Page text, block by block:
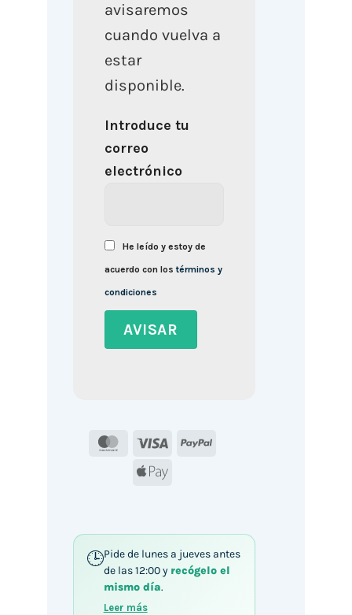
avisaremos
cuando vuelva a
estar
disponible.
Introduce tu
correo
electrónico
He leído y estoy de
acuerdo con lostérminos y
condiciones
MasterCard
Visa
PayPal
Apple
Pide de lunes a jueves antes
de las 12:00 y recógelo el
mismo día.
Leer más